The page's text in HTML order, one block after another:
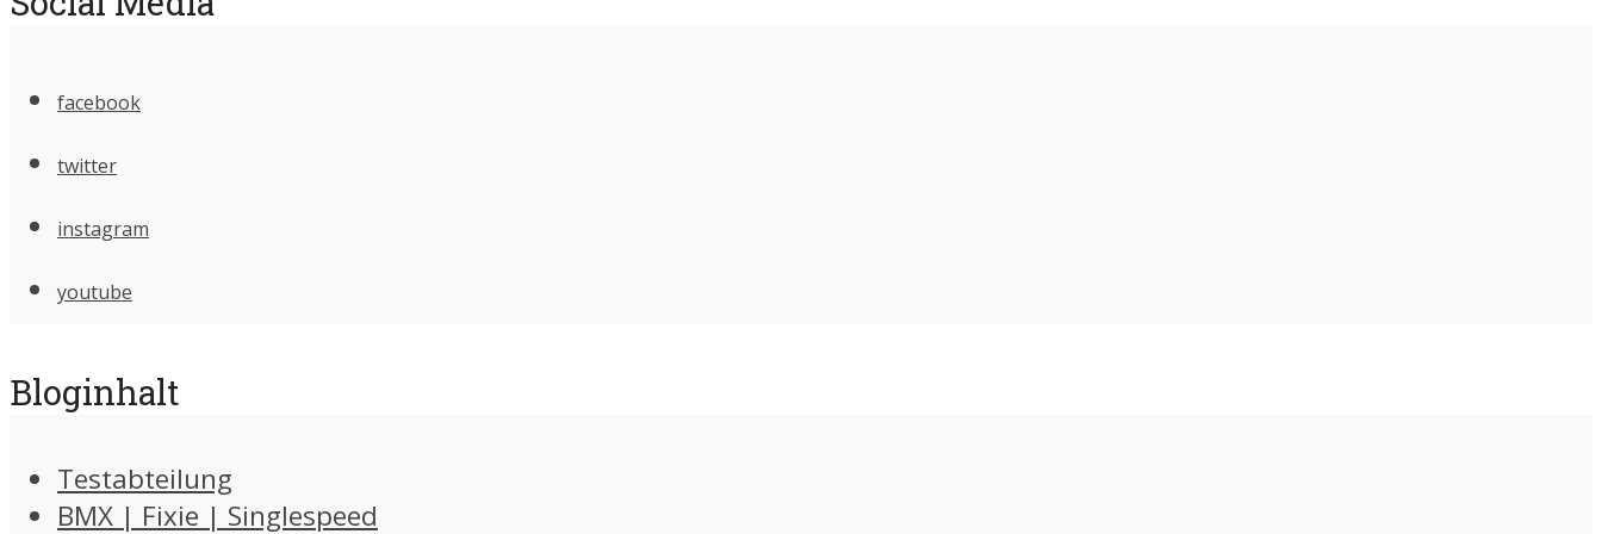
facebook
twitter
instagram
youtube
Bloginhalt
Testabteilung
BMX | Fixie | Singlespeed